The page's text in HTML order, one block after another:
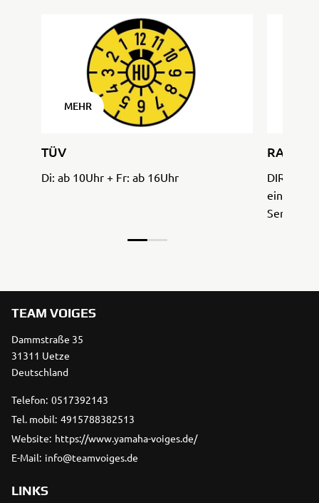
MEHR
TÜV
Di: ab 10Uhr + Fr: ab 16Uhr
DIREKT
einen
Service
TEAM VOIGES
Dammstraße 35
31311 Uetze
Deutschland
Telefon: 0517392143
Tel. mobil: 4915788382513
Website: https://www.yamaha-voiges.de/
E-Mail: info@teamvoiges.de
LINKS